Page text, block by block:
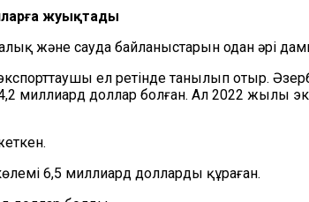
ға жуықтады
және сауда байланыстарын одан әрі
ел ретінде танылып отыр.
миллиард доллар болған. Ал 2022 жылы
кен.
6,5 миллиард долларды құраған.